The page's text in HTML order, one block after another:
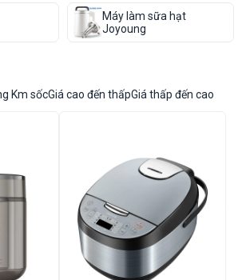
Máy làm sữa hạt
Joyoung
Km sốcGiá cao đến thấpGiá thấp đến cao